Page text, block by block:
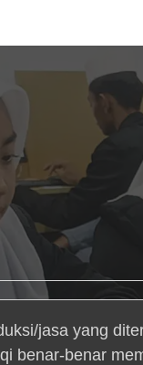
jasa yang
benar-benar